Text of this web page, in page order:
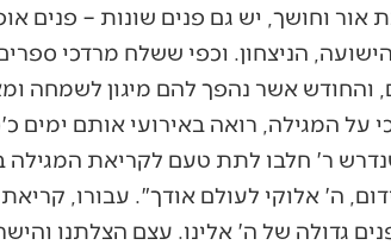
וחושך, יש גם פנים שונות – פנים
הניצחון. וכפי ששלח מרדכי
והחודש אשר נהפך להם מיגון לשמחה
על המגילה, רואה באירועי אותם
ר' חלבו לתת טעם לקריאת המגילה
ה' אלוקי לעולם אודך". עבורו,
גדולה של ה' אלינו. עצם הצלתנו